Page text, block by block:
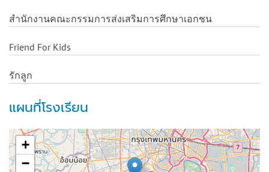
สำนักงานคณะกรรมการส่งเสริมการศึกษาเอกชน
Friend For Kids
รักลูก
แผนที่โรงเรียน
+
−